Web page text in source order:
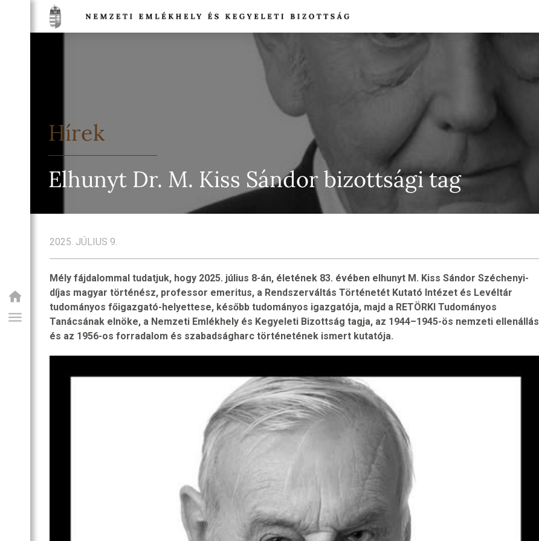
Hírek
Elhunyt Dr. M. Kiss Sándor bizottsági tag
2025. JÚLIUS 9.
Mély fájdalommal tudatjuk, hogy 2025. július 8-án, életének 83. évében elhunyt M. Kiss Sándor Széchenyi-
díjas magyar történész, professor emeritus, a Rendszerváltás Történetét Kutató Intézet és Levéltár
tudományos főigazgató-helyettese, később tudományos igazgatója, majd a RETÖRKI Tudományos
Tanácsának elnöke, a Nemzeti Emlékhely és Kegyeleti Bizottság tagja, az 1944–1945-ös nemzeti ellenállás
és az 1956-os forradalom és szabadságharc történetének ismert kutatója.